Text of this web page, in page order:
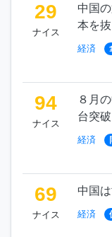
29
ナイス
中国
本を
経済
94
ナイス
８月
台突破
経済
69
ナイス
中国
経済